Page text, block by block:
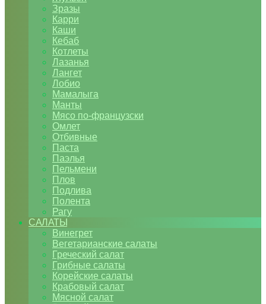
Зразы
Карри
Каши
Кебаб
Котлеты
Лазанья
Лангет
Лобио
Мамалыга
Манты
Мясо по-французски
Омлет
Отбивные
Паста
Паэлья
Пельмени
Плов
Подлива
Полента
Рагу
САЛАТЫ
Винегрет
Вегетарианские салаты
Греческий салат
Грибные салаты
Корейские салаты
Крабовый салат
Мясной салат